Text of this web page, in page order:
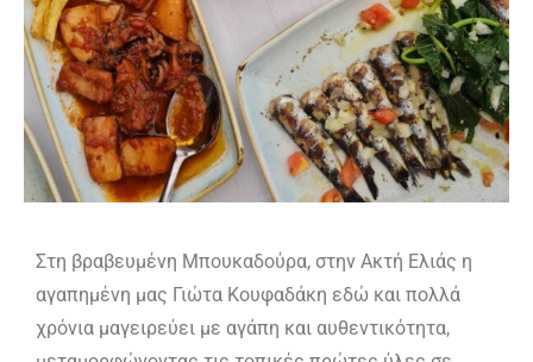
Στη βραβευμένη Μπουκαδούρα, στην Ακτή Ελιάς η
αγαπημένη μας Γιώτα Κουφαδάκη εδώ και πολλά
χρόνια μαγειρεύει με αγάπη και αυθεντικότητα,